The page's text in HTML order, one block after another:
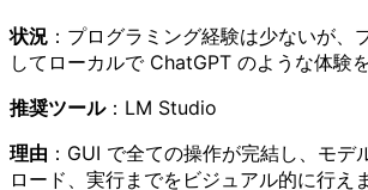
状況 ：プログラミング経験は少ないが、
してローカルで ChatGPT のような体験
推奨ツール：LM Studio
理由 ：GUI で全ての操作が完結し、モデ
ロード、実行までをビジュアル的に行え